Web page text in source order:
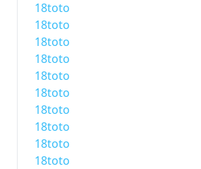
18toto
18toto
18toto
18toto
18toto
18toto
18toto
18toto
18toto
18toto